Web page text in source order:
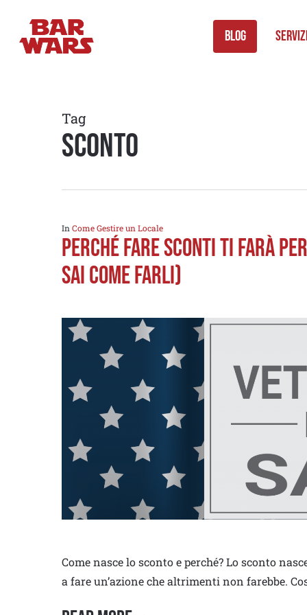
main
Blog
Tag
sconto
In Come Gestire un Locale
PERCHÉ FARE SCONTI TI FARÀ
SAI COME FARLI)
Come nasce lo sconto e perché? Lo sconto
a fare un’azione che altrimenti non farebbe.